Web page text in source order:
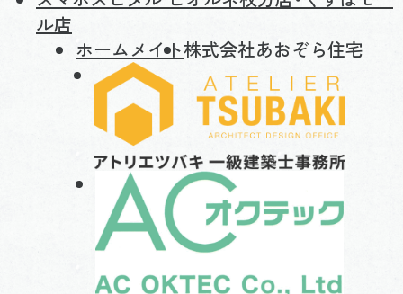
ル店
ホームメイト株式会社あおぞら住宅